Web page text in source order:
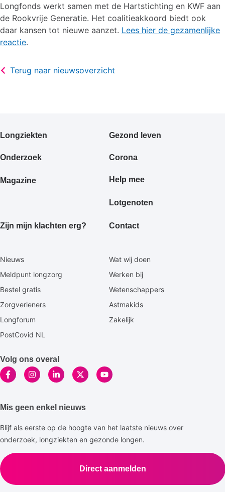
Longfonds werkt samen met de Hartstichting en KWF aan
de Rookvrije Generatie. Het coalitieakkoord biedt ook
daar kansen tot nieuwe aanzet. Lees hier de gezamenlijke
reactie.
Terug naar nieuwsoverzicht
Primair
Longziekten Gezond leven
Onderzoek Corona
Magazine Help mee
Lotgenoten
Zijn mijn klachten erg? Contact
Secundaire
Nieuws
Wat wij doen
Meldpunt longzorg
Werken bij
Bestel gratis
Wetenschappers
Zorgverleners
Astmakids
Longforum
Zakelijk
PostCovid NL
Volg ons overal
Mis geen enkel nieuws
Blijf als eerste op de hoogte van het laatste nieuws over
onderzoek, longziekten en gezonde longen.
Direct aanmelden